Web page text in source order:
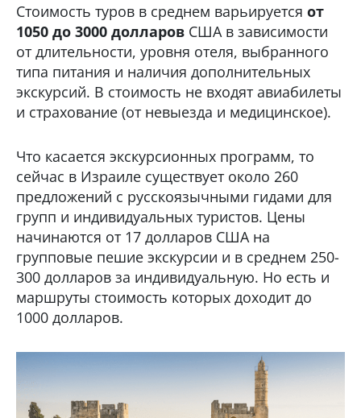
Стоимость туров в среднем варьируется от
1050 до 3000 долларов США в зависимости
от длительности, уровня отеля, выбранного
типа питания и наличия дополнительных
экскурсий. В стоимость не входят авиабилеты
и страхование (от невыезда и медицинское).
Что касается экскурсионных программ, то
сейчас в Израиле существует около 260
предложений с русскоязычными гидами для
групп и индивидуальных туристов. Цены
начинаются от 17 долларов США на
групповые пешие экскурсии и в среднем 250-
300 долларов за индивидуальную. Но есть и
маршруты стоимость которых доходит до
1000 долларов.